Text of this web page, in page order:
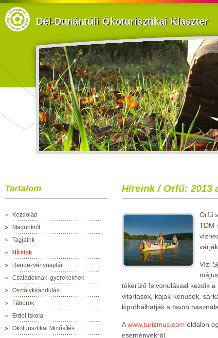
Dél-Dunántúli Ökoturisztikai Klaszter
Tartalom
»
Kezdőlap
»
Magunkról
»
Tagjaink
»
Híreink
»
Rendezvénynaptár
»
Családoknak, gyerekeknek
»
Osztálykirándulás
»
Táborok
»
Erdei iskola
»
Ökoturisztikai Minősítés
Híreink / Orfű: 2013
Orfű
Vízi
tókerülő felvonulással kezdik
vitorlások, kajak-kenusok,
kipróbálhatják a tavon
Awww.turizmus.com oldalon
eseményekről.